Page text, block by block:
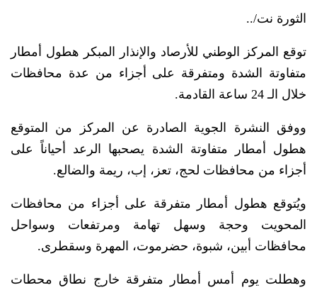
الثورة نت/..
توقع المركز الوطني للأرصاد والإنذار المبكر هطول أمطار
متفاوتة الشدة ومتفرقة على أجزاء من عدة محافظات
خلال الـ 24 ساعة القادمة.
ووفق النشرة الجوية الصادرة عن المركز من المتوقع
هطول أمطار متفاوتة الشدة يصحبها الرعد أحياناً على
أجزاء من محافظات لحج، تعز، إب، ريمة والضالع.
ويُتوقع هطول أمطار متفرقة على أجزاء من محافظات
المحويت وحجة وسهل تهامة ومرتفعات وسواحل
محافظات أبين، شبوة، حضرموت، المهرة وسقطرى.
وهطلت يوم أمس أمطار متفرقة خارج نطاق محطات